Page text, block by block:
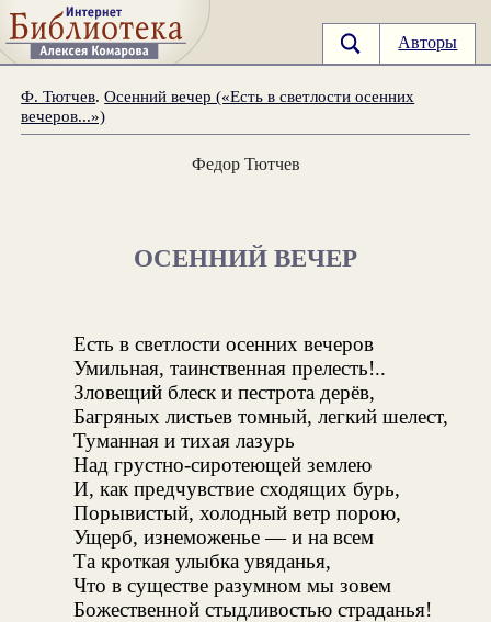
Авторы
Ф. Тютчев.Осенний вечер («Есть в светлости осенних
вечеров...»)
Федор Тютчев
ОСЕННИЙ ВЕЧЕР
Есть в светлости осенних вечеров
Умильная, таинственная прелесть!..
Зловещий блеск и пестрота дерёв,
Багряных листьев томный, легкий шелест,
Туманная и тихая лазурь
Над грустно-сиротеющей землею
И, как предчувствие сходящих бурь,
Порывистый, холодный ветр порою,
Ущерб, изнеможенье — и на всем
Та кроткая улыбка увяданья,
Что в существе разумном мы зовем
Божественной стыдливостью страданья!